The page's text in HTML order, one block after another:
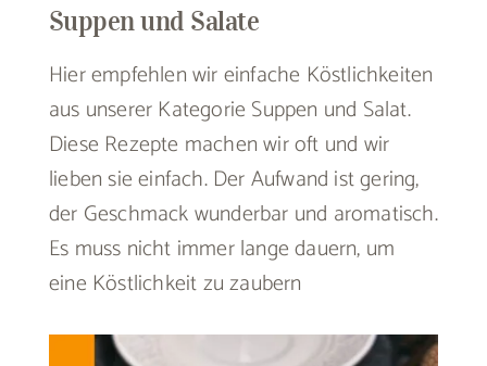
Suppen und Salate
Hier empfehlen wir einfache Köstlichkeiten
aus unserer Kategorie Suppen und Salat.
Diese Rezepte machen wir oft und wir
lieben sie einfach. Der Aufwand ist gering,
der Geschmack wunderbar und aromatisch.
Es muss nicht immer lange dauern, um
eine Köstlichkeit zu zaubern